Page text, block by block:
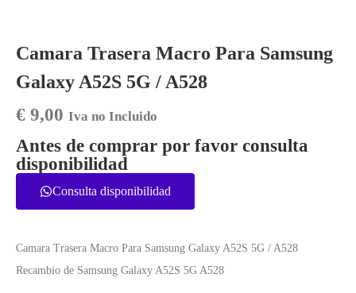
Camara Trasera Macro Para Samsung
Galaxy A52S 5G / A528
€ 9,00 Iva no Incluido
Antes de comprar por favor consulta
disponibilidad
Consulta disponibilidad
Camara Trasera Macro Para Samsung Galaxy A52S 5G / A528
Recambio de Samsung Galaxy A52S 5G A528